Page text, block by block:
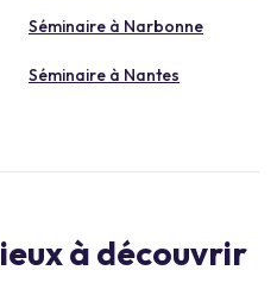
Séminaire à Narbonne
Séminaire à Nantes
à découvrir